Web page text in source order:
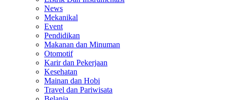
News
Mekanikal
Event
Pendidikan
Makanan dan Minuman
Otomotif
Karir dan Pekerjaan
Kesehatan
Mainan dan Hobi
Travel dan Pariwisata